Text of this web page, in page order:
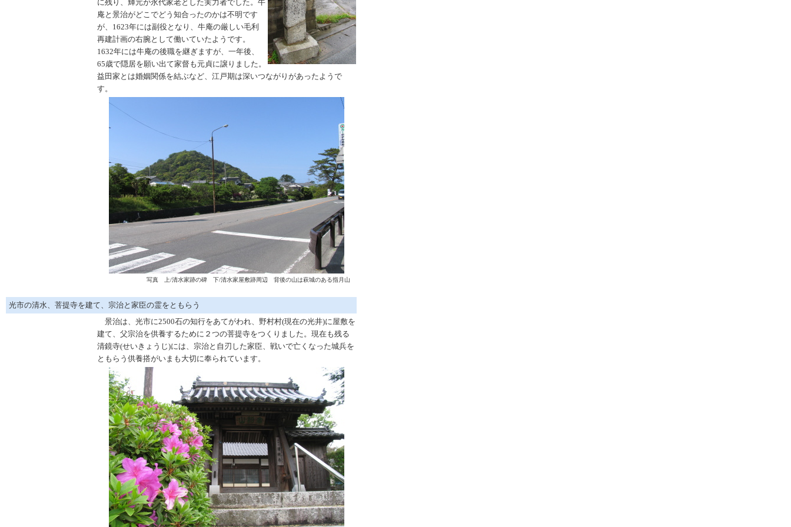
に残り、輝元が永代家老とした実力者でした。牛
庵と景治がどこでどう知合ったのかは不明です
が、1623年には副役となり、牛庵の厳しい毛利
再建計画の右腕として働いていたようです。
1632年には牛庵の後職を継ぎますが、一年後、
65歳で隠居を願い出て家督も元貞に譲りました。
益田家とは婚姻関係を結ぶなど、江戸期は深いつながりがあったようで
す。
写真 上/清水家跡の碑 下/清水家屋敷跡周辺 背後の山は萩城のある指月山
光市の清水、菩提寺を建て、宗治と家臣の霊をともらう
景治は、光市に2500石の知行をあてがわれ、野村村(現在の光井)に屋敷を
建て、父宗治を供養するために２つの菩提寺をつくりました。現在も残る
清鏡寺(せいきょうじ)には、宗治と自刃した家臣、戦いで亡くなった城兵を
ともらう供養搭がいまも大切に奉られています。